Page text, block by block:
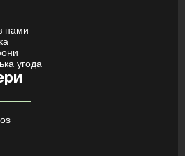
нами
угода